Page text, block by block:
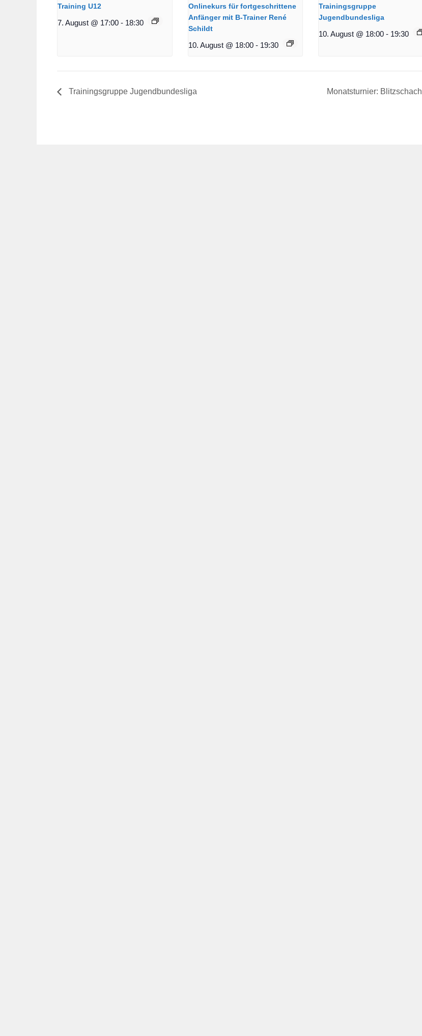
Training U12
7. August @ 17:00 - 18:30
Onlinekurs für fortgeschrittene
Anfänger mit B-Trainer René
Schildt
10. August @ 18:00 - 19:30
Trainingsgruppe
Jugendbundesliga
10. August @ 18:00 - 19:30
Trainingsgruppe Jugendbundesliga Monatsturnier: Blitzschach